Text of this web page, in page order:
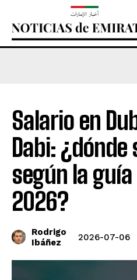
Salario en
Dabi:
según la guía
2026?
Rodrigo
Ibáñez
2026-07-06